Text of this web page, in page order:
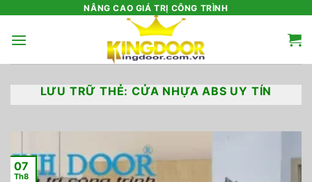
nội
NÂNG CAO GIÁ TRỊ CÔNG TRÌNH
LƯU TRỮ THẺ:CỬA NHỰA ABS UY TÍN
07
Th8